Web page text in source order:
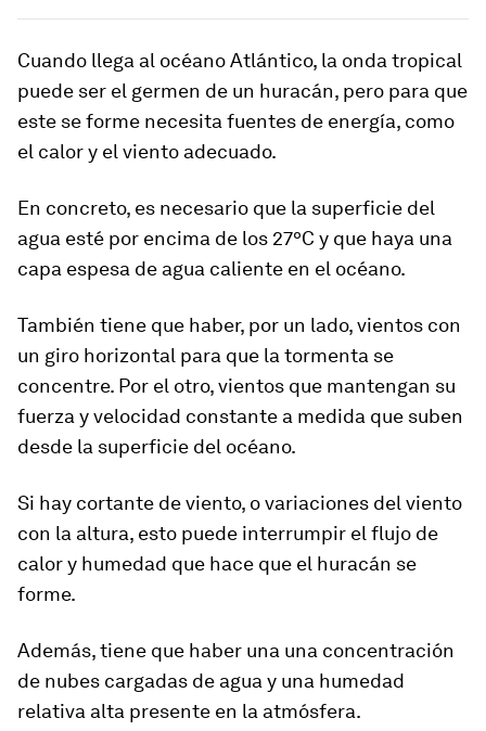
Cuando llega al océano Atlántico, la onda tropical
puede ser el germen de un huracán, pero para que
este se forme necesita fuentes de energía, como
el calor y el viento adecuado.
En concreto, es necesario que la superficie del
agua esté por encima de los 27ºC y que haya una
capa espesa de agua caliente en el océano.
También tiene que haber, por un lado, vientos con
un giro horizontal para que la tormenta se
concentre. Por el otro, vientos que mantengan su
fuerza y velocidad constante a medida que suben
desde la superficie del océano.
Si hay cortante de viento, o variaciones del viento
con la altura, esto puede interrumpir el flujo de
calor y humedad que hace que el huracán se
forme.
Además, tiene que haber una una concentración
de nubes cargadas de agua y una humedad
relativa alta presente en la atmósfera.